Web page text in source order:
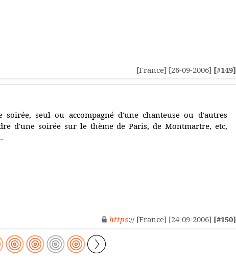
[France] [26-09-2006] [#149]
soirée, seul ou accompagné d'une chanteuse ou d'autres
d'une soirée sur le thème de Paris, de Montmartre, etc,
https:// [France] [24-09-2006] [#150]